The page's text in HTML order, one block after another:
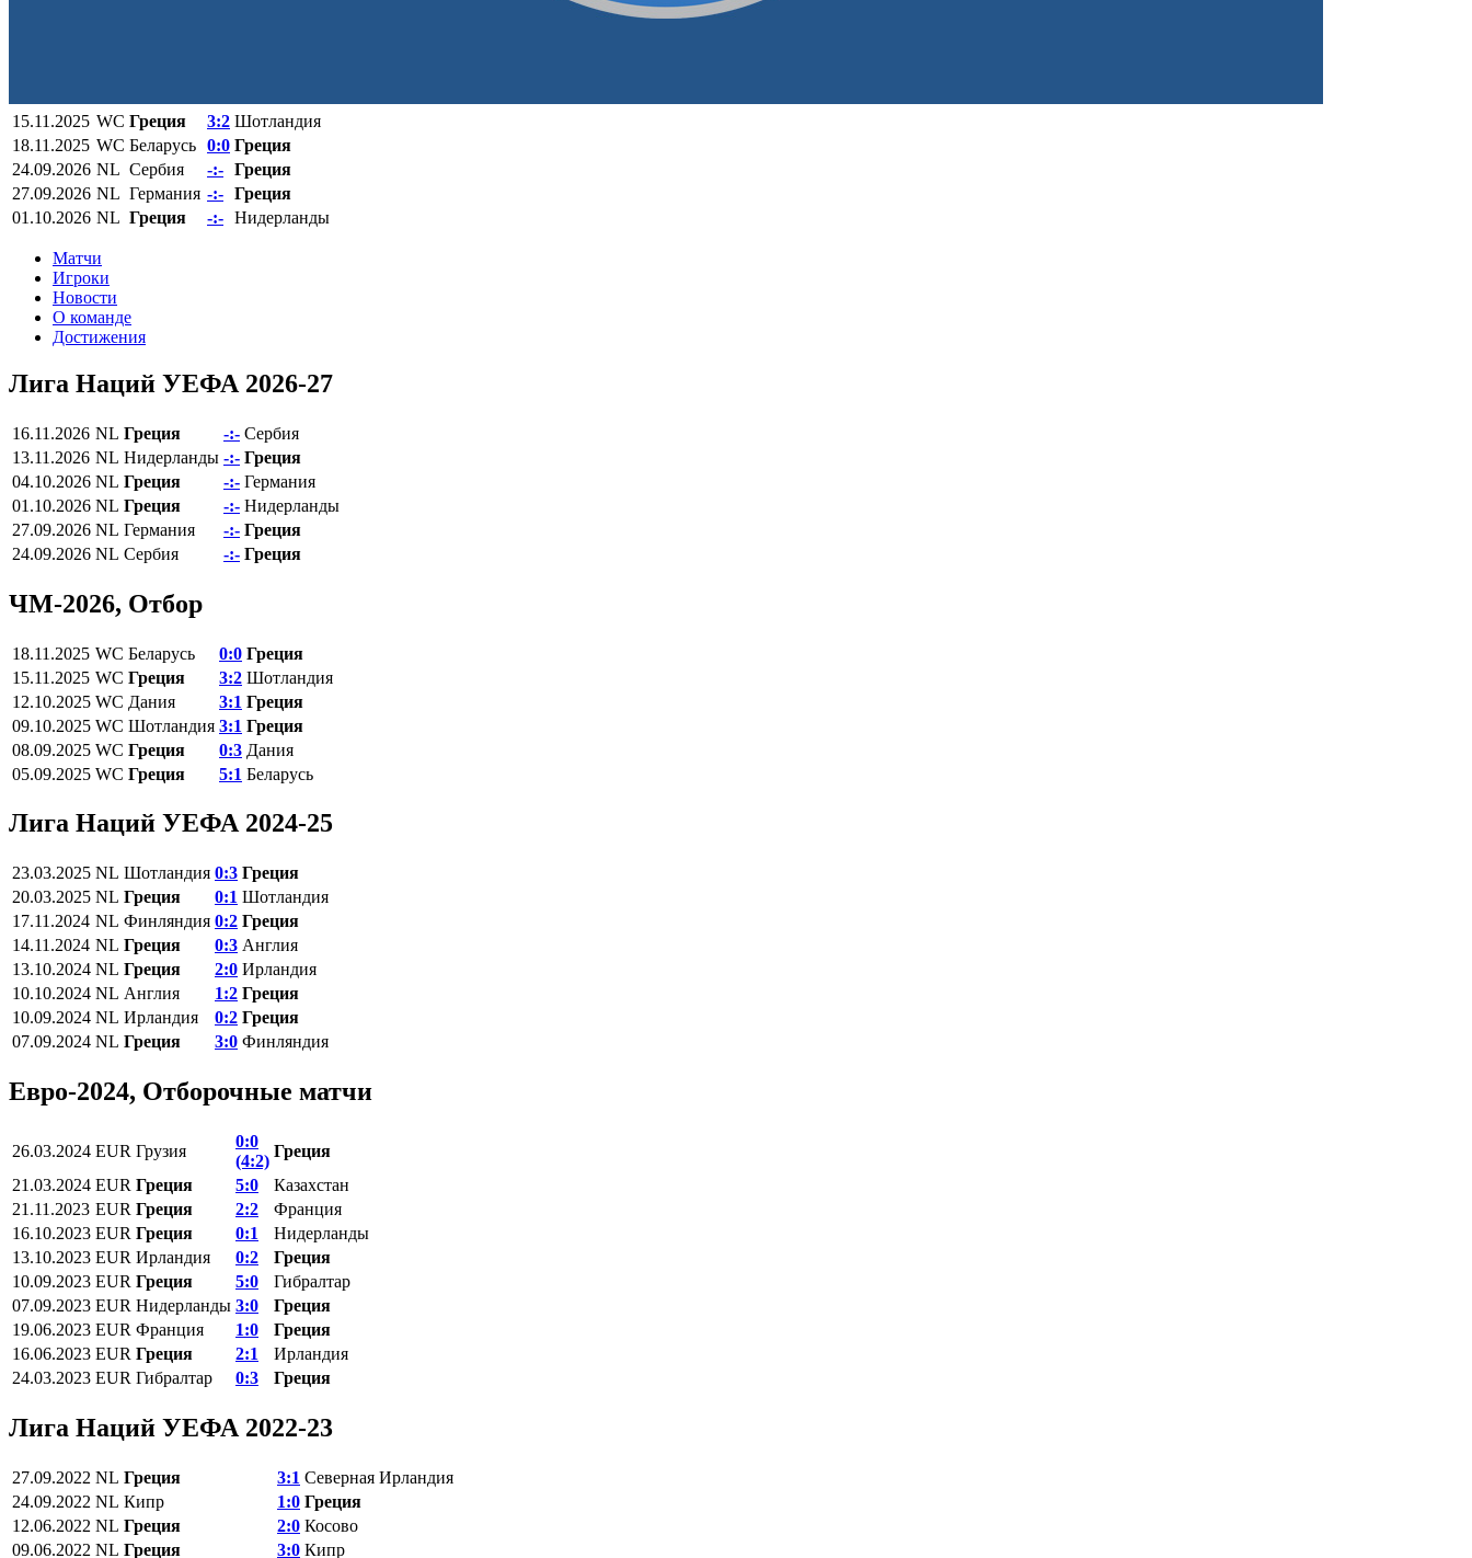
15.11.2025 WC Греция 3:2 Шотландия
18.11.2025 WC Беларусь 0:0 Греция
24.09.2026 NL Сербия -:- Греция
27.09.2026 NL Германия -:- Греция
01.10.2026 NL Греция -:- Нидерланды
Матчи
Игроки
Новости
О команде
Достижения
Лига Наций УЕФА 2026-27
16.11.2026 NL Греция -:- Сербия
13.11.2026 NL Нидерланды -:- Греция
04.10.2026 NL Греция -:- Германия
01.10.2026 NL Греция -:- Нидерланды
27.09.2026 NL Германия -:- Греция
24.09.2026 NL Сербия -:- Греция
ЧМ-2026, Отбор
18.11.2025 WC Беларусь 0:0 Греция
15.11.2025 WC Греция 3:2 Шотландия
12.10.2025 WC Дания 3:1 Греция
09.10.2025 WC Шотландия 3:1 Греция
08.09.2025 WC Греция 0:3 Дания
05.09.2025 WC Греция 5:1 Беларусь
Лига Наций УЕФА 2024-25
23.03.2025 NL Шотландия 0:3 Греция
20.03.2025 NL Греция 0:1 Шотландия
17.11.2024 NL Финляндия 0:2 Греция
14.11.2024 NL Греция 0:3 Англия
13.10.2024 NL Греция 2:0 Ирландия
10.10.2024 NL Англия 1:2 Греция
10.09.2024 NL Ирландия 0:2 Греция
07.09.2024 NL Греция 3:0 Финляндия
Евро-2024, Отборочные матчи
26.03.2024 EUR Грузия
0:0
(4:2)
Греция
21.03.2024 EUR Греция 5:0
Казахстан
21.11.2023 EUR Греция 2:2
Франция
16.10.2023 EUR Греция 0:1
Нидерланды
13.10.2023 EUR Ирландия 0:2
Греция
10.09.2023 EUR Греция 5:0
Гибралтар
07.09.2023 EUR Нидерланды 3:0
Греция
19.06.2023 EUR Франция 1:0
Греция
16.06.2023 EUR Греция 2:1
Ирландия
24.03.2023 EUR Гибралтар 0:3 Греция
Лига Наций УЕФА 2022-23
27.09.2022 NL Греция 3:1 Северная Ирландия
24.09.2022 NL Кипр 1:0 Греция
12.06.2022 NL Греция 2:0 Косово
09.06.2022 NL Греция 3:0 Кипр